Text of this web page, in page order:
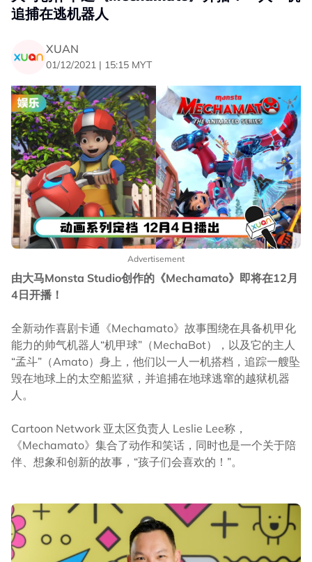
追捕在逃机器人
XUAN
01/12/2021 | 15:15 MYT
Advertisement
由大马Monsta Studio创作的《Mechamato》即将在12月
4日开播！
全新动作喜剧卡通《Mechamato》故事围绕在具备机甲化
能力的帅气机器人“机甲球”（MechaBot），以及它的主人
“孟斗”（Amato）身上，他们以一人一机搭档，追踪一艘坠
毁在地球上的太空船监狱，并追捕在地球逃窜的越狱机器
人。
Cartoon Network 亚太区负责人 Leslie Lee称，
《Mechamato》集合了动作和笑话，同时也是一个关于陪
伴、想象和创新的故事，“孩子们会喜欢的！”。